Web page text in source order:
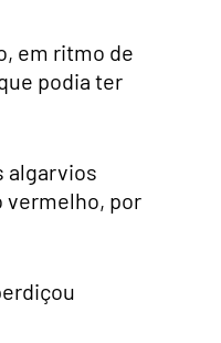
em ritmo de
podia ter
algarvios
vermelho, por